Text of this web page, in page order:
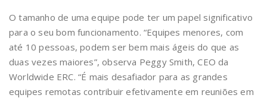
O tamanho de uma equipe pode ter um papel significativo
para o seu bom funcionamento. “Equipes menores, com
até 10 pessoas, podem ser bem mais ágeis do que as
duas vezes maiores”, observa Peggy Smith, CEO da
Worldwide ERC. “É mais desafiador para as grandes
equipes remotas contribuir efetivamente em reuniões em